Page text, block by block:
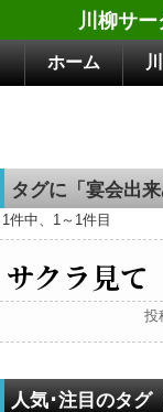
川柳サー
ホーム
タグに「宴会出
1件中、1～1件目
サクラ見
投
人気･注目のタグ